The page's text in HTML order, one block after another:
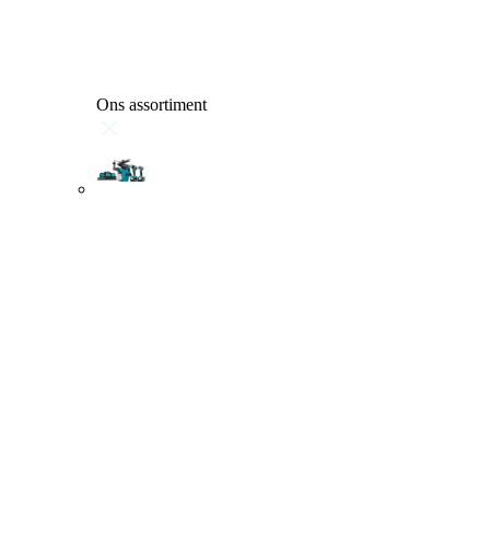
Ons assortiment